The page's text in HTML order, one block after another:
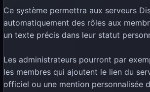
Ce système permettra aux serveurs
automatiquement des rôles aux
un texte précis dans leur statut
Les administrateurs pourront par
les membres qui ajoutent le lien du
officiel ou une mention personnalisée